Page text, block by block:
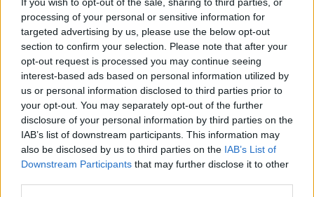
processing of your personal or sensitive information for
targeted advertising by us, please use the below opt-out
section to confirm your selection. Please note that after your
opt-out request is processed you may continue seeing
interest-based ads based on personal information utilized by
us or personal information disclosed to third parties prior to
your opt-out. You may separately opt-out of the further
disclosure of your personal information by third parties on the
IAB’s list of downstream participants. This information may
also be disclosed by us to third parties on the IAB’s List of
Downstream Participants that may further disclose it to other
EOE: Δίνει 155.313 σε 8
Ομοσπονδίες για
Ολυμπιακή προετοιμασία
και αγορά εξοπλισμού
EuroLeague Final Four –
Τα «χρυσά» έπαθλα: Πόσα
χρήματα διεκδικεί ο
Ολυμπιακός